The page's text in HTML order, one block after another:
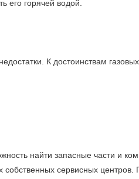
его горячей водой.
К достоинствам
найти запасные части и
сервисных